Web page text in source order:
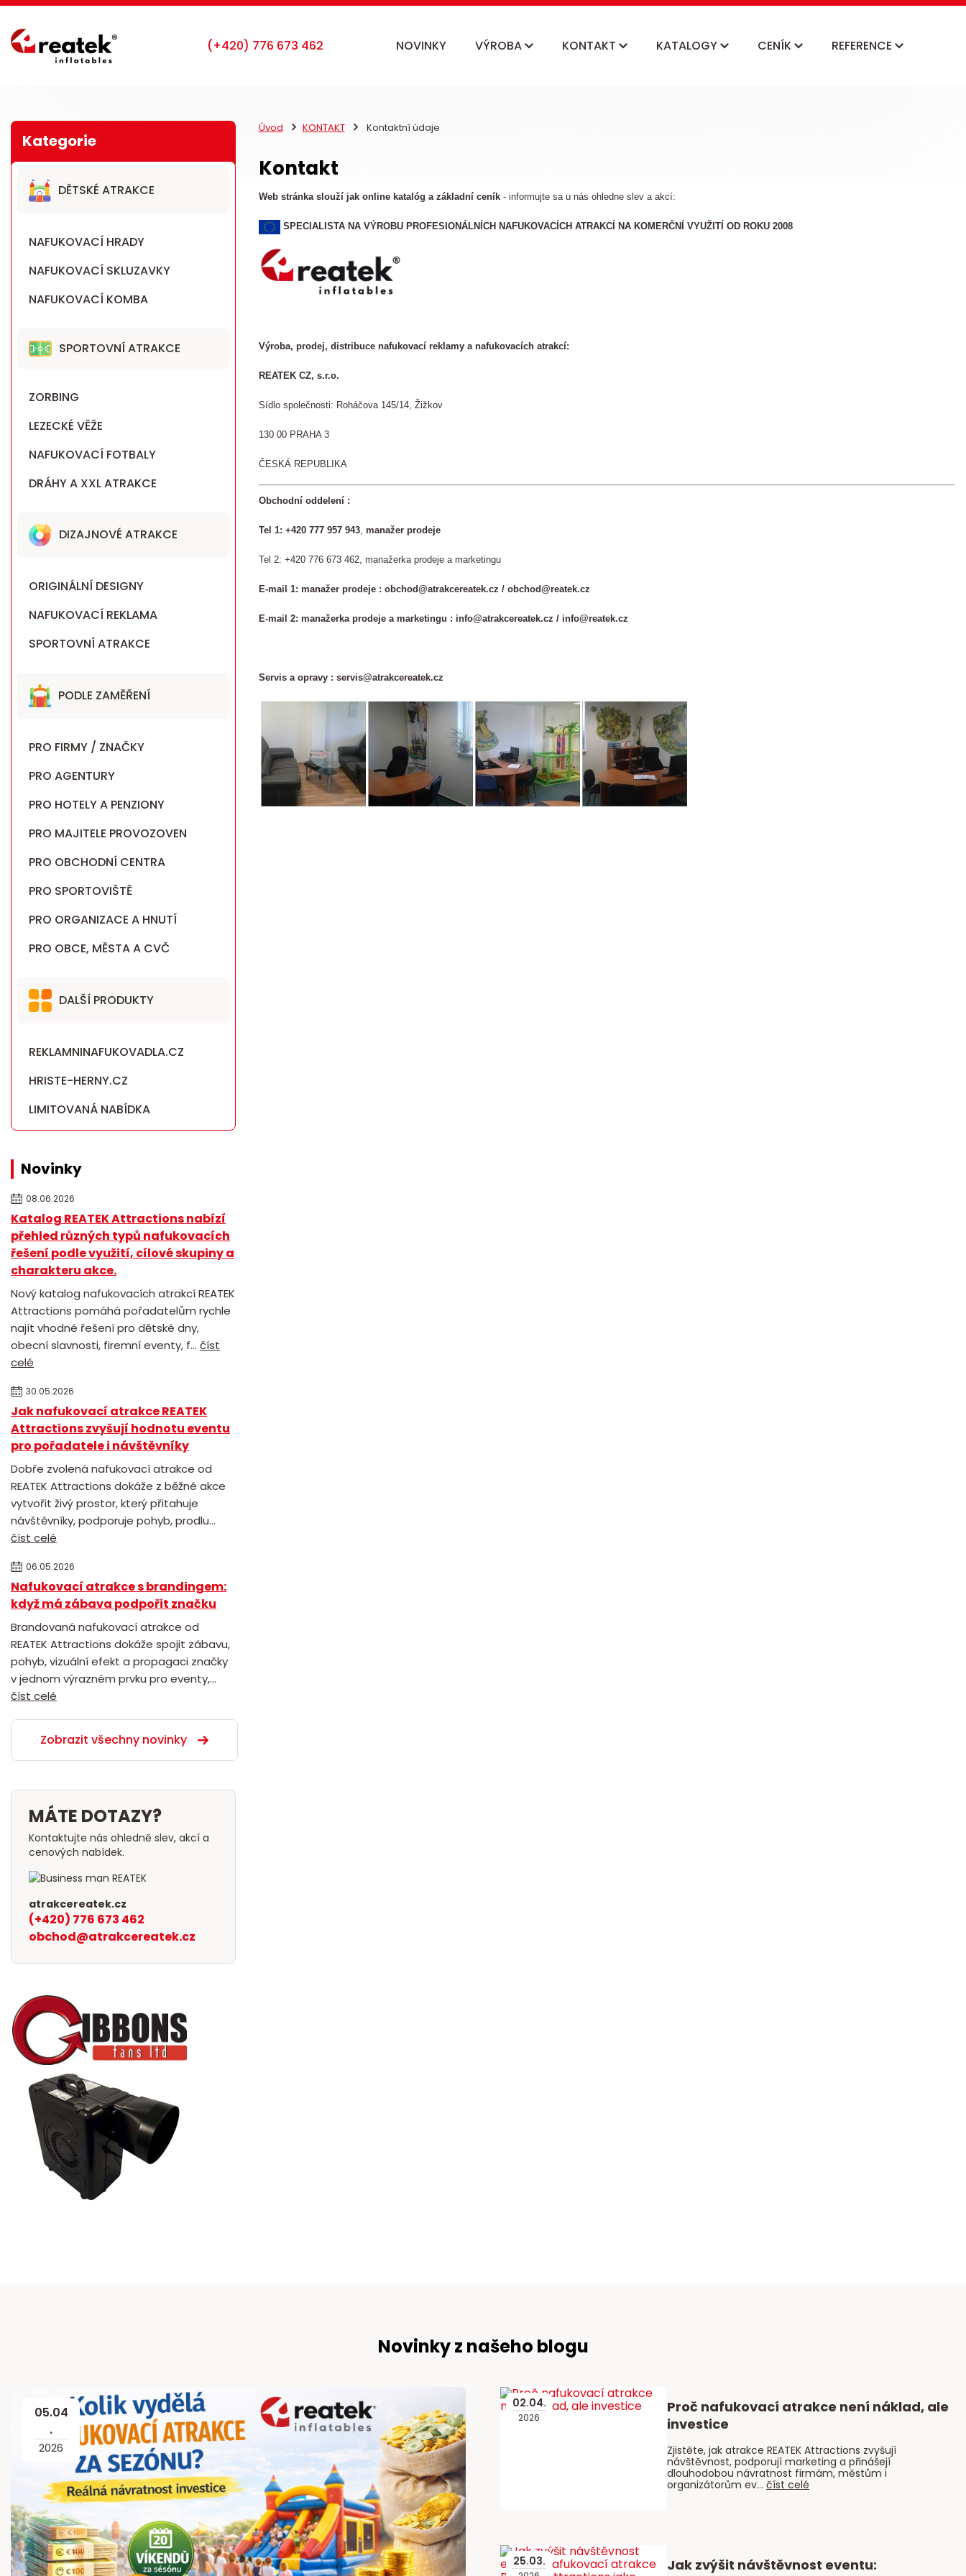
NOVINKY VÝROBA KONTAKT KATALOGY CENÍK REFERENCE
DĚTSKÉ ATRAKCE
NAFUKOVACÍ HRADY
NAFUKOVACÍ SKLUZAVKY
NAFUKOVACÍ KOMBA
SPORTOVNÍ ATRAKCE
ZORBING
LEZECKÉ VĚŽE
NAFUKOVACÍ FOTBALY
DRÁHY A XXL ATRAKCE
DIZAJNOVÉ ATRAKCE
ORIGINÁLNÍ DESIGNY
NAFUKOVACÍ REKLAMA
SPORTOVNÍ ATRAKCE
PODLE ZAMĚŘENÍ
PRO FIRMY / ZNAČKY
PRO AGENTURY
PRO HOTELY A PENZIONY
PRO MAJITELE PROVOZOVEN
PRO OBCHODNÍ CENTRA
PRO SPORTOVIŠTĚ
PRO ORGANIZACE A HNUTÍ
PRO OBCE, MĚSTA A CVČ
DALŠÍ PRODUKTY
REKLAMNINAFUKOVADLA.CZ
HRISTE-HERNY.CZ
LIMITOVANÁ NABÍDKA
Novinky
08.06.2026
Katalog REATEK Attractions nabízí
přehled různých typů nafukovacích
řešení podle využití, cílové skupiny a
charakteru akce.
Nový katalog nafukovacích atrakcí REATEK
Attractions pomáhá pořadatelům rychle
najít vhodné řešení pro dětské dny,
obecní slavnosti, firemní eventy, f... číst
celé
30.05.2026
Jak nafukovací atrakce REATEK
Attractions zvyšují hodnotu eventu
pro pořadatele i návštěvníky
Dobře zvolená nafukovací atrakce od
REATEK Attractions dokáže z běžné akce
vytvořit živý prostor, který přitahuje
návštěvníky, podporuje pohyb, prodlu...
číst celé
06.05.2026
Nafukovací atrakce s brandingem:
když má zábava podpořit značku
Brandovaná nafukovací atrakce od
REATEK Attractions dokáže spojit zábavu,
pohyb, vizuální efekt a propagaci značky
v jednom výrazném prvku pro eventy,...
číst celé
Zobrazit všechny novinky
MÁTE DOTAZY?
Kontaktujte nás ohledně slev, akcí a
cenových nabídek.
atrakcereatek.cz
(+420) 776 673 462
obchod@atrakcereatek.cz
Úvod KONTAKT Kontaktní údaje
Kontakt
Web stránka slouží jak online katalóg a základní ceník - informujte sa u nás ohledne slev a akcí:
SPECIALISTA NA VÝROBU PROFESIONÁLNÍCH NAFUKOVACÍCH ATRAKCÍ NA KOMERČNÍ VYUŽITÍ OD ROKU 2008
Výroba, prodej, distribuce nafukovací reklamy a nafukovacích atrakcí:
REATEK CZ, s.r.o.
Sídlo společnosti: Roháčova 145/14, Žižkov
130 00 PRAHA 3
ČESKÁ REPUBLIKA
Obchodní oddelení :
Tel 1: +420 777 957 943, manažer prodeje
Tel 2: +420 776 673 462, manažerka prodeje a marketingu
E-mail 1: manažer prodeje : obchod@atrakcereatek.cz / obchod@reatek.cz
E-mail 2: manažerka prodeje a marketingu : info@atrakcereatek.cz / info@reatek.cz
Servis a opravy : servis@atrakcereatek.cz
Novinky z našeho blogu
05.04
.
2026
02.04.
2026
Proč nafukovací atrakce není náklad, ale
investice
Zjistěte, jak atrakce REATEK Attractions zvyšují
návštěvnost, podporují marketing a přinášejí
dlouhodobou návratnost firmám, městům i
organizátorům ev... číst celé
25.03.
Jak zvýšit návštěvnost eventu: